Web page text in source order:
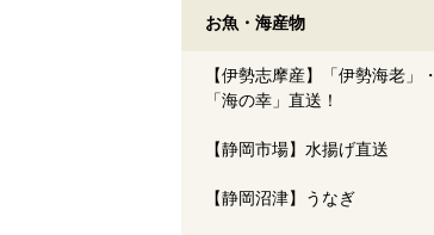
お魚・海産物
【伊勢志摩産】「伊勢海老」・
「海の幸」直送！
【静岡市場】水揚げ直送
【静岡沼津】うなぎ